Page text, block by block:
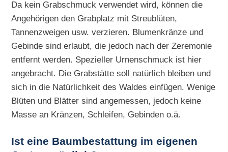
Da kein Grabschmuck verwendet wird, können die
Angehörigen den Grabplatz mit Streublüten,
Tannenzweigen usw. verzieren. Blumenkränze und
Gebinde sind erlaubt, die jedoch nach der Zeremonie
entfernt werden. Spezieller Urnenschmuck ist hier
angebracht. Die Grabstätte soll natürlich bleiben und
sich in die Natürlichkeit des Waldes einfügen. Wenige
Blüten und Blätter sind angemessen, jedoch keine
Masse an Kränzen, Schleifen, Gebinden o.ä.
Ist eine Baumbestattung im eigenen